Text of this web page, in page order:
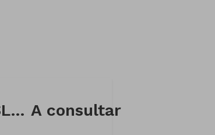
Oficina en Calle WENCESLAO CALVO GARRA A consultar